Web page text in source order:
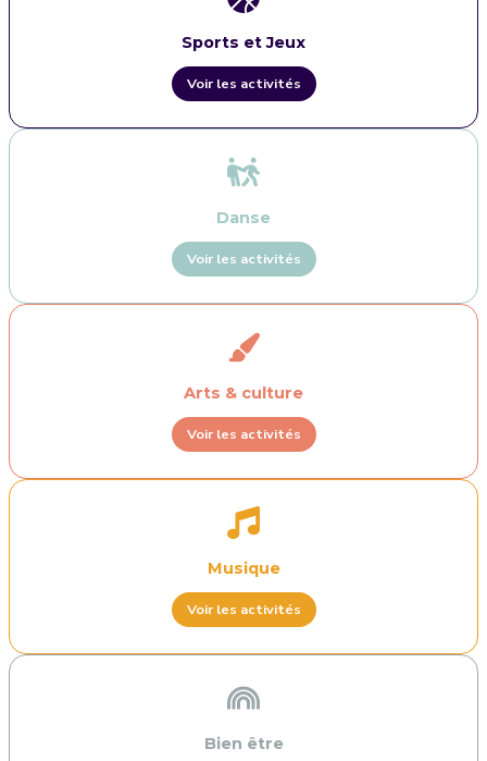
Sports et Jeux
Voir les activités
Danse
Voir les activités
Arts & culture
Voir les activités
Musique
Voir les activités
Bien être